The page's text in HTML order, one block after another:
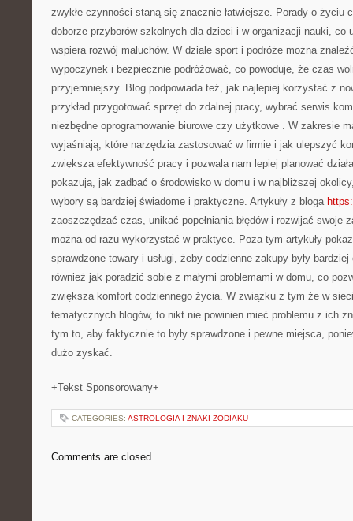
zwykłe czynności staną się znacznie łatwiejsze. Porady o życiu
doborze przyborów szkolnych dla dzieci i w organizacji nauki, co
wspiera rozwój maluchów. W dziale sport i podróże można
wypoczynek i bezpiecznie podróżować, co powoduje, że czas
przyjemniejszy. Blog podpowiada też, jak najlepiej korzystać z
przykład przygotować sprzęt do zdalnej pracy, wybrać serwis
niezbędne oprogramowanie biurowe czy użytkowe . W zakresie
wyjaśniają, które narzędzia zastosować w firmie i jak ulepszyć
zwiększa efektywność pracy i pozwala nam lepiej planować
pokazują, jak zadbać o środowisko w domu i w najbliższej
wybory są bardziej świadome i praktyczne. Artykuły z bloga
zaoszczędzać czas, unikać popełniania błędów i rozwijać swoje
można od razu wykorzystać w praktyce. Poza tym artykuły
sprawdzone towary i usługi, żeby codzienne zakupy były bardziej
również jak poradzić sobie z małymi problemami w domu, co
zwiększa komfort codziennego życia. W związku z tym że w
tematycznych blogów, to nikt nie powinien mieć problemu z ich
tym to, aby faktycznie to były sprawdzone i pewne miejsca,
dużo zyskać.
+Tekst Sponsorowany+
CATEGORIES: ASTROLOGIA I ZNAKI ZODIAKU
Comments are closed.